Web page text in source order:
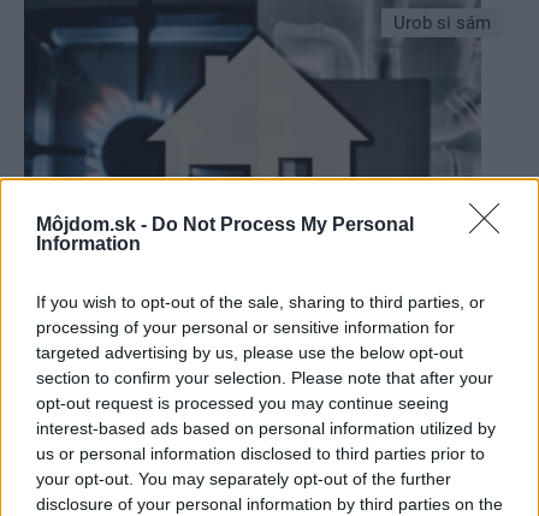
Môjdom.sk - Do Not Process My Personal
Information
If you wish to opt-out of the sale, sharing to third parties, or
processing of your personal or sensitive information for
targeted advertising by us, please use the below opt-out
section to confirm your selection. Please note that after your
opt-out request is processed you may continue seeing
interest-based ads based on personal information utilized by
us or personal information disclosed to third parties prior to
your opt-out. You may separately opt-out of the further
disclosure of your personal information by third parties on the
Urob si sám
Budeme v blízkej budúcnosti vykurovať
vodíkom?
Urob si sám